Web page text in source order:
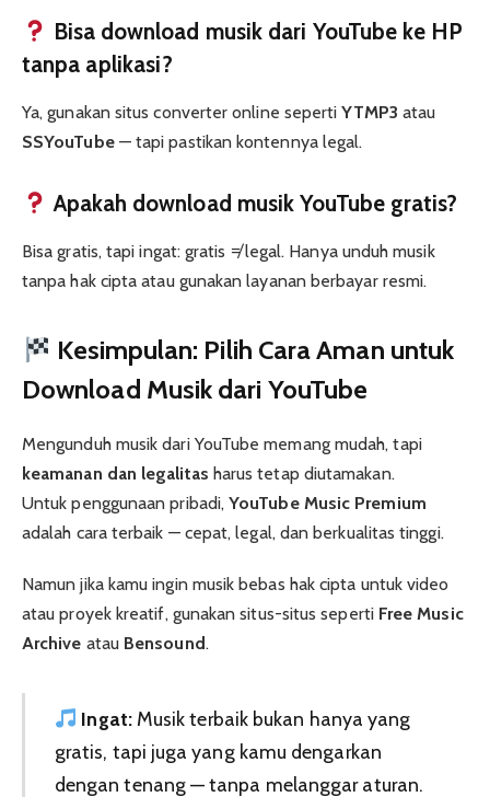
Bisa download musik dari YouTube ke HP
tanpa aplikasi?
Ya, gunakan situs converter online sepertiYTMP3 atau
SSYouTube— tapi pastikan kontennya legal.
Apakah download musik YouTube gratis?
Bisa gratis, tapi ingat: gratis ≠ legal. Hanya unduh musik
tanpa hak cipta atau gunakan layanan berbayar resmi.
Kesimpulan: Pilih Cara Aman untuk
Download Musik dari YouTube
Mengunduh musik dari YouTube memang mudah, tapi
keamanan dan legalitas harus tetap diutamakan.
Untuk penggunaan pribadi,YouTube Music Premium
adalah cara terbaik — cepat, legal, dan berkualitas tinggi.
Namun jika kamu ingin musik bebas hak cipta untuk video
atau proyek kreatif, gunakan situs-situs seperti Free Music
Archive atau Bensound.
Ingat:Musik terbaik bukan hanya yang
gratis, tapi juga yang kamu dengarkan
dengan tenang — tanpa melanggar aturan.